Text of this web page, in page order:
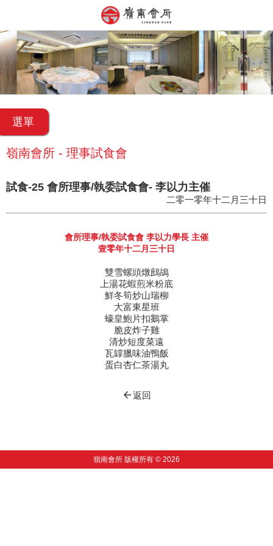
選單
嶺南會所 - 理事試食會
試食-25 會所理事/執委試食會- 李以力主催
二零一零年十二月三十日
會所理事/執委試食會 李以力學長 主催
壹零年十二月三十日
雙雪螺頭燉鷓鴣
上湯花蝦煎米粉底
鮮冬筍炒山瑞柳
大富東星班
蠔皇鮑片扣鵝掌
脆皮炸子雞
清炒短度菜遠
瓦罉臘味油鴨飯
蛋白杏仁茶湯丸
arrow_back返回
嶺南會所 版權所有 © 2026